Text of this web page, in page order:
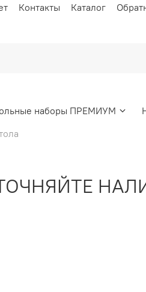
Контакты Каталог
наборы ПРЕМИУМ